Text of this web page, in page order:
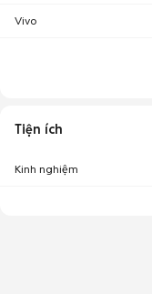
Vivo
Tiện ích
Kinh nghiệm